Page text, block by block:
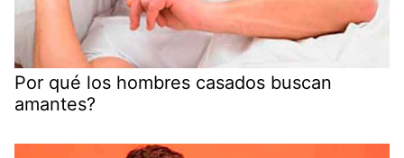
Por qué los hombres casados buscan
amantes?